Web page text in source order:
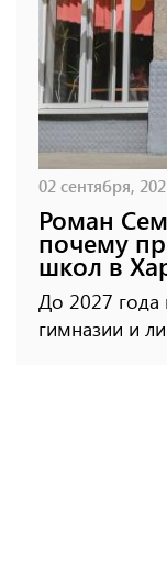
02 сентября,
Роман
почему
школ в
До 2027
гимназии и